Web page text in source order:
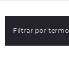
Filtrar por termo